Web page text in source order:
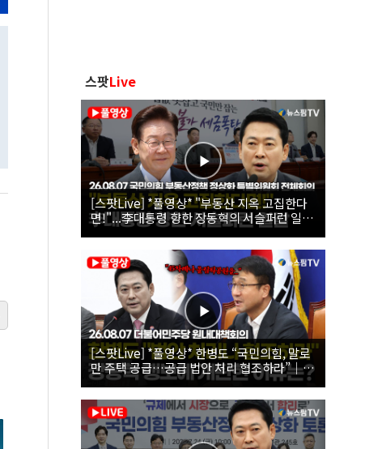
스팟Live
[스팟Live] *풀영상* "부동산 지옥 고집한다
면!"...李대통령 향한 장동혁의 서슬퍼런 일갈
| 26.08.07 국민의힘 부동산정책 정상화 특별
위원회 전체회의
[스팟Live] *풀영상* 한병도 “국민의힘, 말로
만 주택 공급…공급 법안 처리 협조하라”｜
26.08.07 더불어민주당 원내대책회의